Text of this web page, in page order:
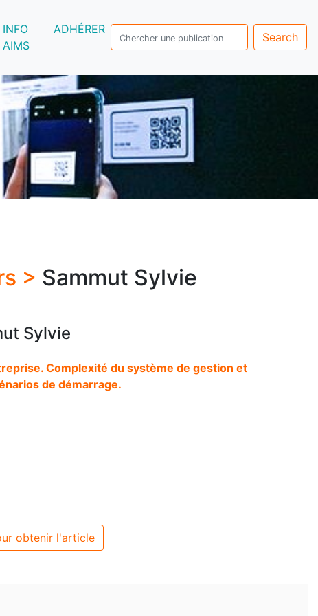
INFO
AIMS
ADHÉRER
Search
> Sammut Sylvie
Sylvie
Complexité du système de gestion et
de démarrage.
obtenir l'article